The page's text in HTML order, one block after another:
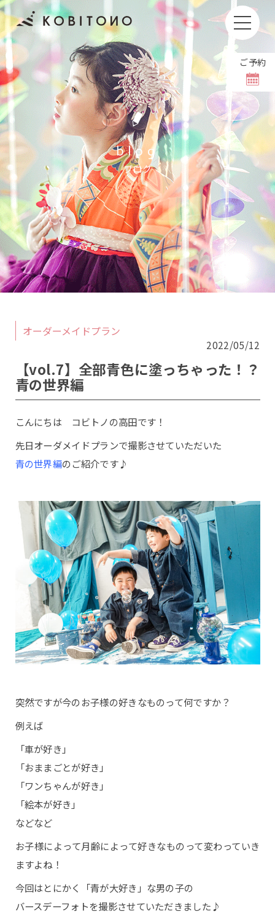
ご予約
お子さまの撮影もしくはお着付けやヘアセットをキャン
セルされる場合、キャンセル料をいただいております。
撮影日の1週間前〜前日
11,000円(税込)
当日
36,000円(税込)
撮影日のご変更は【8日前まで】無料でホームペ
ージより可能です。
当日の体調不良などで変更される場合には、お手
数ですがお電話にてご連絡をお願いいたします。
＼ お問い合わせは公式LINEから ／
こちらから予約ができます
桜坂店
原店3F
土日祝日は追加料金【＋5,500円(税込)】
10.11.12月は七五三撮影のお客様のみ
シーズン料金【＋5,500円(税込)】を頂戴いたしま
blog
ブログ
オーダーメイドプラン
2022/05/12
【vol.7】全部青色に塗っちゃった！？
青の世界編
こんにちは コビトノの高田です！
先日オーダメイドプランで撮影させていただいた
青の世界編のご紹介です♪
突然ですが今のお子様の好きなものって何ですか？
例えば
「車が好き」
「おままごとが好き」
「ワンちゃんが好き」
「絵本が好き」
などなど
お子様によって月齢によって好きなものって変わっていき
ますよね！
今回はとにかく「青が大好き」な男の子の
バースデーフォトを撮影させていただきました♪